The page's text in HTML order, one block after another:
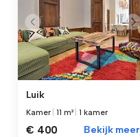
Luik
Kamer |11 m² |1 kamer
€ 400 Bekijk meer